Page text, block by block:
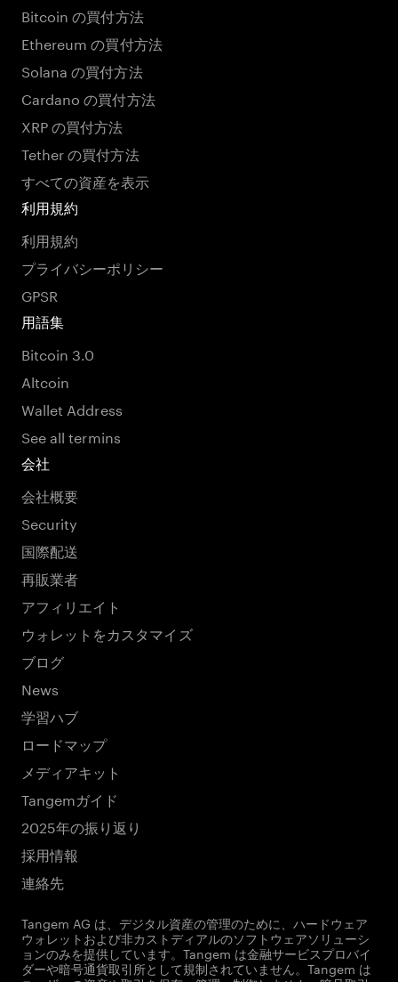
Bitcoin の買付方法
Ethereum の買付方法
Solana の買付方法
Cardano の買付方法
XRP の買付方法
Tether の買付方法
すべての資産を表示
利用規約
利用規約
プライバシーポリシー
GPSR
用語集
Bitcoin 3.0
Altcoin
Wallet Address
See all termins
会社
会社概要
Security
国際配送
再販業者
アフィリエイト
ウォレットをカスタマイズ
ブログ
News
学習ハブ
ロードマップ
メディアキット
Tangemガイド
2025年の振り返り
採用情報
連絡先
Tangem AG は、デジタル資産の管理のために、ハードウェア
ウォレットおよび非カストディアルのソフトウェアソリューシ
ョンのみを提供しています。Tangem は金融サービスプロバイ
ダーや暗号通貨取引所として規制されていません。Tangem は